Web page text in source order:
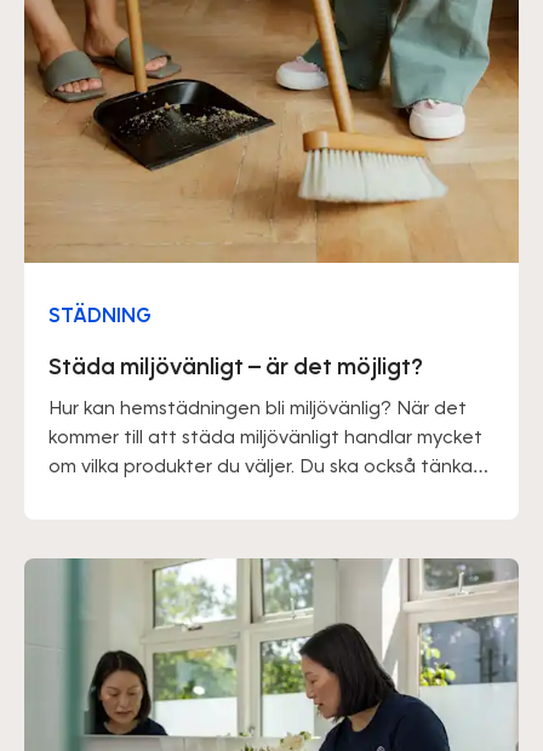
STÄDNING
Städa miljövänligt – är det möjligt?
Hur kan hemstädningen bli miljövänlig? När det
kommer till att städa miljövänligt handlar mycket
om vilka produkter du väljer. Du ska också tänka
använda en stor mängd rengöringsmedel.